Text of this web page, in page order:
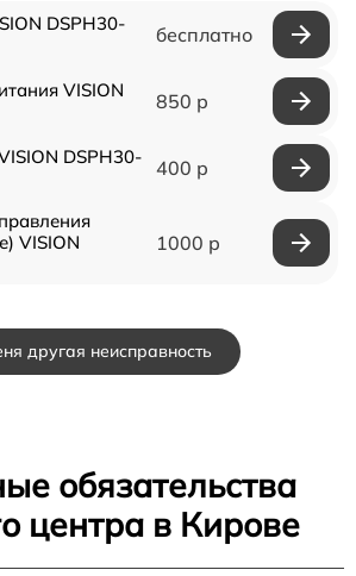
DSPH30-
бесплатно
VISION
850 р
DSPH30-
400 р
VISION
1000 р
другая неисправность
обязательства
центра в Кирове